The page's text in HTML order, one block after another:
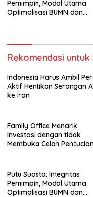
Pemimpin, Modal Utama
Optimalisasi BUMN dan
Rekomendasi untuk
Indonesia Harus Ambil
Aktif Hentikan Serangan
ke Iran
Family Office Menarik
Investasi dengan tidak
Membuka Celah Pencucian
Putu Suasta: Integritas
Pemimpin, Modal Utama
Optimalisasi BUMN dan